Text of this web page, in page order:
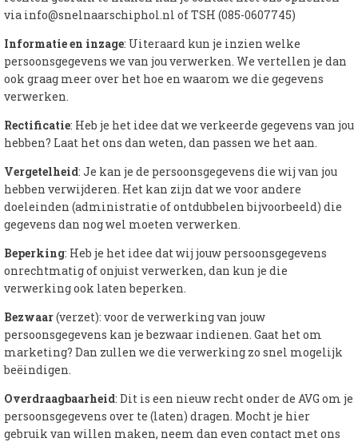
via info@snelnaarschiphol.nl of TSH (085-0607745)
Informatie en inzage: Uiteraard kun je inzien welke
persoonsgegevens we van jou verwerken. We vertellen je dan
ook graag meer over het hoe en waarom we die gegevens
verwerken.
Rectificatie: Heb je het idee dat we verkeerde gegevens van jou
hebben? Laat het ons dan weten, dan passen we het aan.
Vergetelheid: Je kan je de persoonsgegevens die wij van jou
hebben verwijderen. Het kan zijn dat we voor andere
doeleinden (administratie of ontdubbelen bijvoorbeeld) die
gegevens dan nog wel moeten verwerken.
Beperking: Heb je het idee dat wij jouw persoonsgegevens
onrechtmatig of onjuist verwerken, dan kun je die
verwerking ook laten beperken.
Bezwaar(verzet): voor de verwerking van jouw
persoonsgegevens kan je bezwaar indienen. Gaat het om
marketing? Dan zullen we die verwerking zo snel mogelijk
beëindigen.
Overdraagbaarheid: Dit is een nieuw recht onder de AVG om je
persoonsgegevens over te (laten) dragen. Mocht je hier
gebruik van willen maken, neem dan even contact met ons